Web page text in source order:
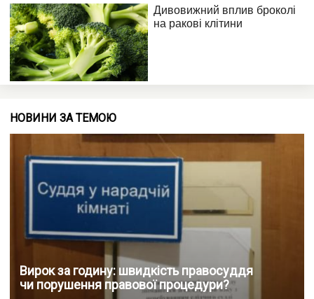
НОВИНИ ЗА ТЕМОЮ
Вирок за годину: швидкість правосуддя
чи порушення правової процедури?